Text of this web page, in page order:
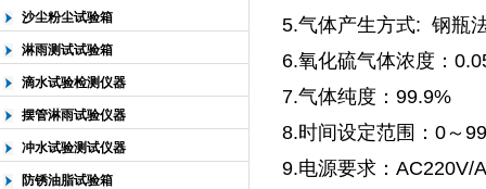
沙尘粉尘试验箱
淋雨测试试验箱
滴水试验检测仪器
摆管淋雨试验仪器
冲水试验测试仪器
防锈油脂试验箱
5.气体产生方式: 钢瓶
6.氧化硫气体浓度：
7.气体纯度：99.9%
8.时间设定范围：0～
9.电源要求：AC220V/